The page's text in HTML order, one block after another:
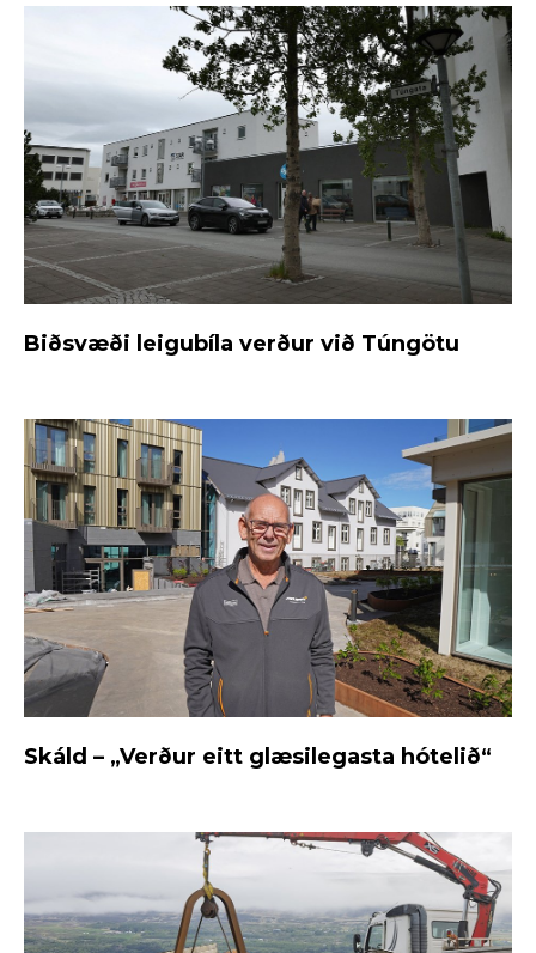
Biðsvæði leigubíla verður við Túngötu
Skáld – „Verður eitt glæsilegasta hótelið“